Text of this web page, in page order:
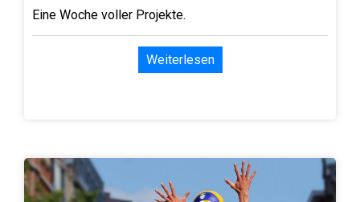
Eine Woche voller Projekte.
Weiterlesen